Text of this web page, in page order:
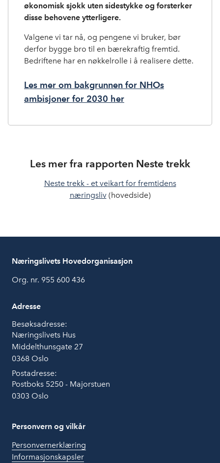
økonomisk sjokk uten sidestykke og forsterker
disse behovene ytterligere.
Valgene vi tar nå, og pengene vi bruker, bør
derfor bygge bro til en bærekraftig fremtid.
Bedriftene har en nøkkelrolle i å realisere dette.
Les mer om bakgrunnen for NHOs
ambisjoner for 2030 her
Les mer fra rapporten Neste trekk
Neste trekk - et veikart for fremtidens
næringsliv(hovedside)
Næringslivets Hovedorganisasjon
Org. nr. 955 600 436
Adresse
Besøksadresse:
Næringslivets Hus
Middelthunsgate 27
0368 Oslo
Postadresse:
Postboks 5250 - Majorstuen
0303 Oslo
Personvern og vilkår
Personvernerklæring
Informasjonskapsler